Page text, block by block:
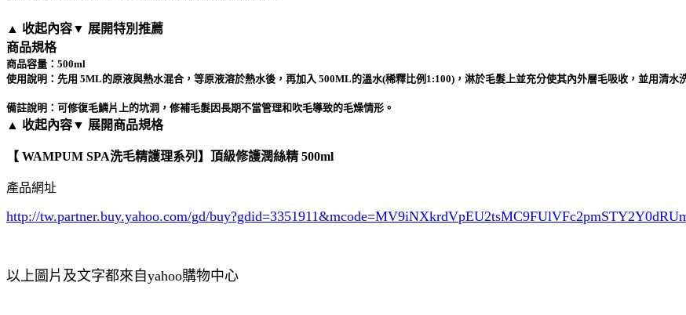
▲ 收起內容▼ 展開特別推薦
商品規格
商品容量：500ml
使用說明：先用 5ML的原液與熱水混合，等原液溶於熱水後，再加入 500ML的溫水(稀釋比例1:100)，淋於毛髮上並充分使其內外層毛吸收，並用清水
備註說明：可修復毛鱗片上的坑洞，修補毛髮因長期不當管理和吹毛導致的毛燥情形。
▲ 收起內容▼ 展開商品規格
【 WAMPUM SPA洗毛精護理系列】頂級修護潤絲精 500ml
產品網址
http://tw.partner.buy.yahoo.com/gd/buy?gdid=3351911
以上圖片及文字都來自yahoo購物中心